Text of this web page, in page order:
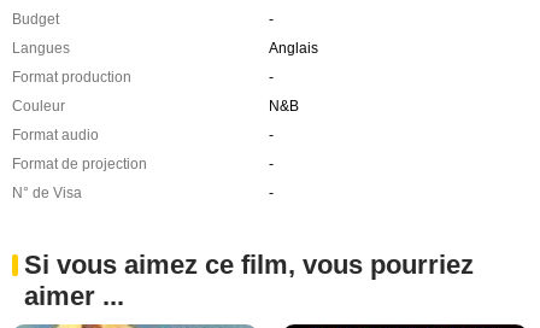
Budget
-
Langues
Anglais
Format production
-
Couleur
N&B
Format audio
-
Format de projection
-
N° de Visa
-
Si vous aimez ce film, vous pourriez
aimer ...